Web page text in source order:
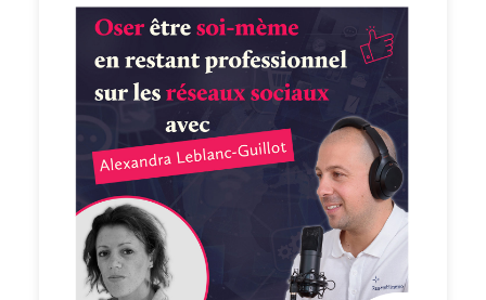
https://www.youtube.com/channel/
) 👉 En version podcast audio sur votre plateforme
d'écoute favorite ! Que demander de plus !? Ah si !!
Peut-être mettre une note et un avis sur votre
plateforme de podcast pour le faire découvrir par
d'autres conseillers. Merci pour votre soutien. 🙏🏻 Si
vous voulez passer à l'action et bénéficier des meilleurs
conseils pour exploiter pleinement votre potentiel, vous
pouvez bénéficier d'un bilan offert avec un expert de
l’équipe. Cliquez ici pour réserver votre bilan(
https://meetings.hubspot.com/silvy/entretien-via-
podcast )